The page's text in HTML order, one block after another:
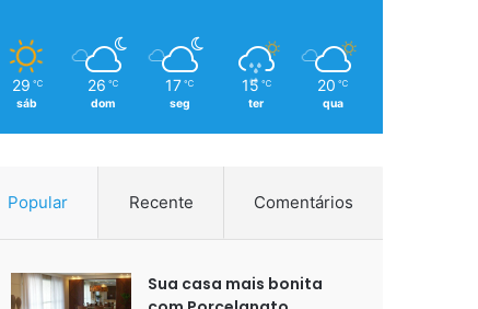
29 ℃
sáb
26 ℃
dom
17 ℃
seg
15 ℃
ter
20 ℃
qua
Popular Recente Comentários
Sua casa mais bonita